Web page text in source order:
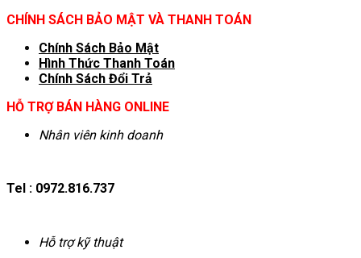
CHÍNH SÁCH BẢO MẬT VÀ THANH TOÁN
Chính Sách Bảo Mật
Hình Thức Thanh Toán
Chính Sách Đổi Trả
HỖ TRỢ BÁN HÀNG ONLINE
Nhân viên kinh doanh
Tel : 0972.816.737
Hỗ trợ kỹ thuật